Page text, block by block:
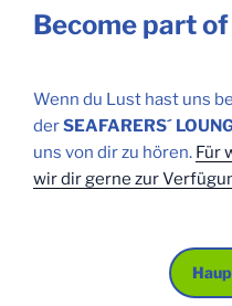
Become part
Wenn du Lust hast uns
derSEAFARERS´
uns von dir zu hören. Für
wir dir gerne zur